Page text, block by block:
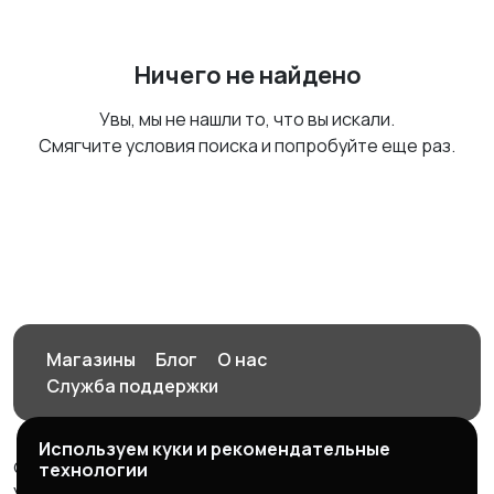
Ничего не найдено
Увы, мы не нашли то, что вы искали.
Смягчите условия поиска и попробуйте еще раз.
Магазины Блог
О нас
Служба поддержки
© 2026 Орен-АЙ - Авто | Недвижимость | Работа |
Используем куки и рекомендательные
технологии